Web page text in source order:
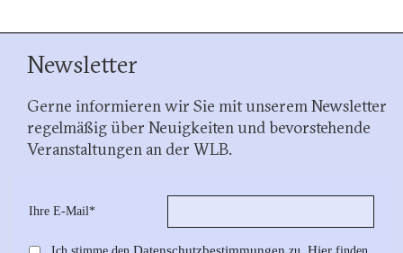
Newsletter
Gerne informieren wir Sie mit unserem Newsletter
regelmäßig über Neuigkeiten und bevorstehende
Veranstaltungen an der WLB.